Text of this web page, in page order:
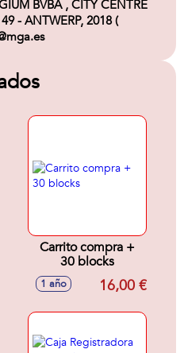
BVBA , CITY CENTRE
- ANTWERP, 2018 (
Carrito compra +
30 blocks
1 año 16,00 €